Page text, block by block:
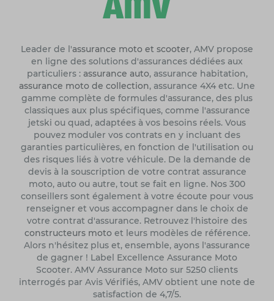
Leader de l'assurance moto et scooter, AMV propose
en ligne des solutions d'assurances dédiées aux
particuliers : assurance auto, assurance habitation,
assurance moto de collection, assurance 4X4 etc. Une
gamme complète de formules d'assurance, des plus
classiques aux plus spécifiques, comme l'assurance
jetski ou quad, adaptées à vos besoins réels. Vous
pouvez moduler vos contrats en y incluant des
garanties particulières, en fonction de l'utilisation ou
des risques liés à votre véhicule. De la demande de
devis à la souscription de votre contrat assurance
moto, auto ou autre, tout se fait en ligne. Nos 300
conseillers sont également à votre écoute pour vous
renseigner et vous accompagner dans le choix de
votre contrat d'assurance. Retrouvez l'histoire des
constructeurs motoet leurs modèles de référence.
Alors n'hésitez plus et, ensemble, ayons l'assurance
de gagner ! Label Excellence Assurance Moto
Scooter. AMV Assurance Moto sur 5250 clients
interrogés par Avis Vérifiés, AMV obtient une note de
satisfaction de 4,7/5.